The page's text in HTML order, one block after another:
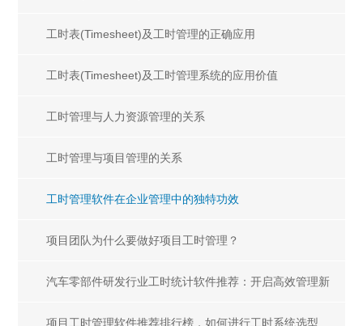
工时表(Timesheet)及工时管理的正确应用
工时表(Timesheet)及工时管理系统的应用价值
工时管理与人力资源管理的关系
工时管理与项目管理的关系
工时管理软件在企业管理中的独特功效
项目团队为什么要做好项目工时管理？
汽车零部件研发行业工时统计软件推荐：开启高效管理新
征程
​项目工时管理软件推荐排行榜，如何进行工时系统选型